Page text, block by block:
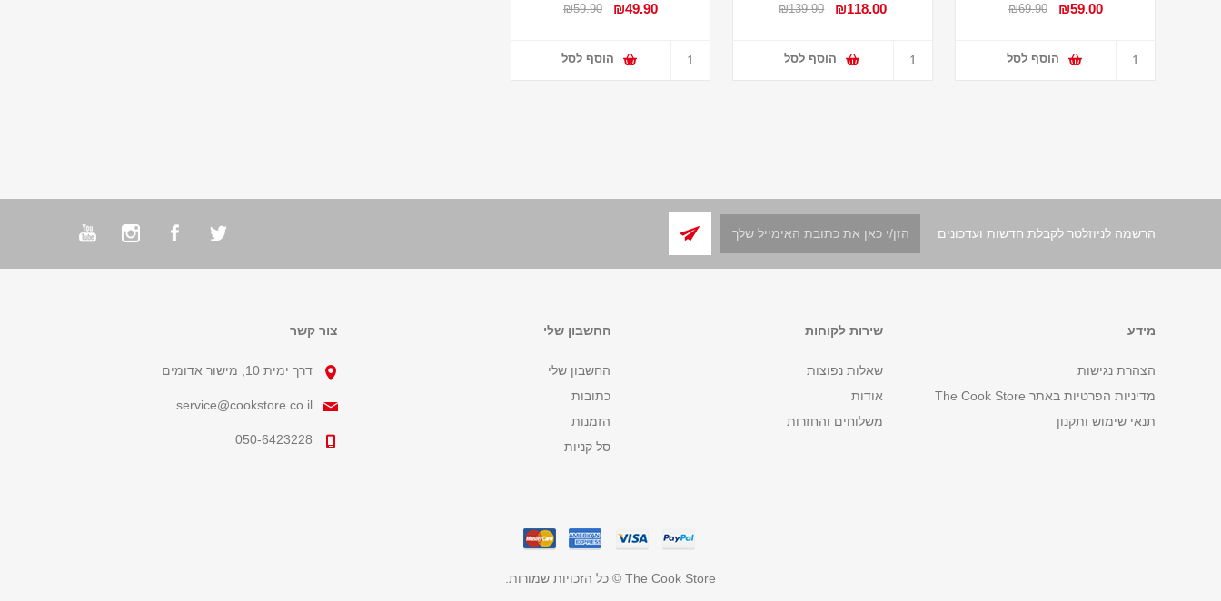
₪59.00
₪69.90
הוסף לסל
₪118.00
₪139.90
הוסף לסל
₪49.90
₪59.90
הוסף לסל
הרשמה לניוזלטר לקבלת חדשות ועדכונים
מידע
הצהרת נגישות
מדיניות הפרטיות באתר The Cook Store
תנאי שימוש ותקנון
שירות לקוחות
שאלות נפוצות
אודות
משלוחים והחזרות
החשבון שלי
החשבון שלי
כתובות
הזמנות
סל קניות
צור קשר
דרך ימית 10, מישור אדומים
service@cookstore.co.il
050-6423228
The Cook Store © כל הזכויות שמורות.